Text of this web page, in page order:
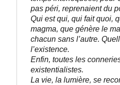
pas péri, reprenaient du
Qui est qui, qui fait quoi,
magma, que génère le
chacun sans l’autre.
l’existence.
Enfin, toutes les
existentialistes.
La vie, la lumière, se